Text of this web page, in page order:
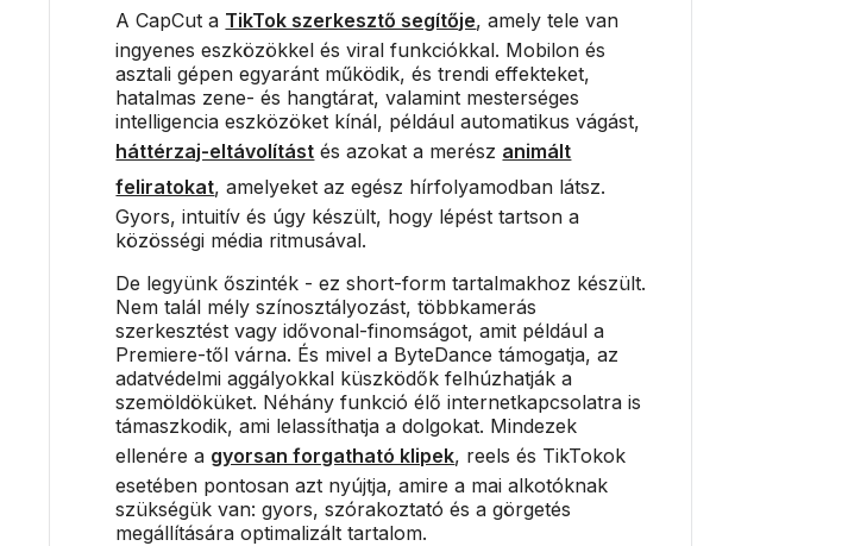
A CapCut a TikTok szerkesztő segítője, amely tele van
ingyenes eszközökkel és viral funkciókkal. Mobilon és
asztali gépen egyaránt működik, és trendi effekteket,
hatalmas zene- és hangtárat, valamint mesterséges
intelligencia eszközöket kínál, például automatikus vágást,
háttérzaj-eltávolítást és azokat a merész animált
feliratokat, amelyeket az egész hírfolyamodban látsz.
Gyors, intuitív és úgy készült, hogy lépést tartson a
közösségi média ritmusával.
De legyünk őszinték - ez short-form tartalmakhoz készült.
Nem talál mély színosztályozást, többkamerás
szerkesztést vagy idővonal-finomságot, amit például a
Premiere-től várna. És mivel a ByteDance támogatja, az
adatvédelmi aggályokkal küszködők felhúzhatják a
szemöldöküket. Néhány funkció élő internetkapcsolatra is
támaszkodik, ami lelassíthatja a dolgokat. Mindezek
ellenére a gyorsan forgatható klipek, reels és TikTokok
esetében pontosan azt nyújtja, amire a mai alkotóknak
szükségük van: gyors, szórakoztató és a görgetés
megállítására optimalizált tartalom.